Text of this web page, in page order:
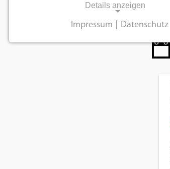
Details anzeigen
Impressum Datenschutz